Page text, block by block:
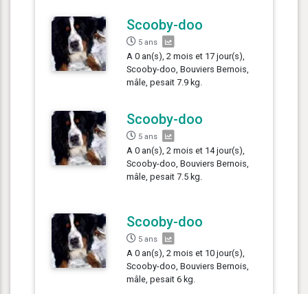
Scooby-doo
5 ans
A 0 an(s), 2 mois et 17 jour(s),
Scooby-doo, Bouviers Bernois,
mâle, pesait 7.9 kg.
Scooby-doo
5 ans
A 0 an(s), 2 mois et 14 jour(s),
Scooby-doo, Bouviers Bernois,
mâle, pesait 7.5 kg.
Scooby-doo
5 ans
A 0 an(s), 2 mois et 10 jour(s),
Scooby-doo, Bouviers Bernois,
mâle, pesait 6 kg.